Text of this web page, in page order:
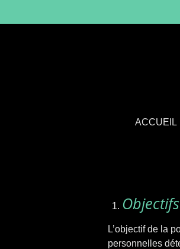
au
ACCUEIL
Objectifs
L’objectif de la
personnelles